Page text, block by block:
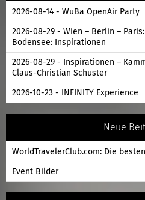
2026-08-14 - WuBa OpenAir Party
2026-08-29 - Wien – Berlin –
Bodensee: Inspirationen
2026-08-29 - Inspirationen –
Claus-Christian Schuster
2026-10-23 - INFINITY Experience
Neue
WorldTravelerClub.com: Die
Event Bilder